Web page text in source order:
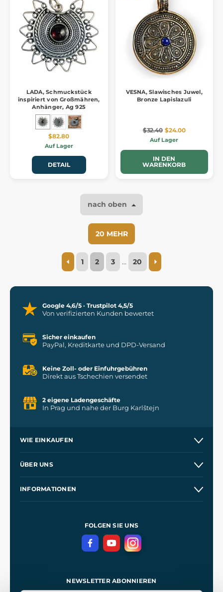
LADA, Schmuckstück
inspiriert von Großmähren,
Anhänger, Ag 925
$82.80
Auf Lager
DETAIL
VESNA, Slawisches Juwel,
Bronze Lapislazuli
$32.40 $24.00
Auf Lager
IN DEN
WARENKORB
nach oben
20 MEHR
1 2 3 … 20
Google 4,6/5 · Trustpilot 4,5/5
Von verifizierten Kunden bewertet
Sicher einkaufen
PayPal, Kreditkarte und DPD-Versand
Keine Zoll- oder Einfuhrgebühren
Direkt aus Tschechien versendet
2 eigene Ladengeschäfte
In Prag und nahe der Burg Karlštejn
WIE EINKAUFEN
Kontakt
ÜBER UNS
INFORMATIONEN
DatenschutzerklärungFOLGEN SIE UNS
NEWSLETTER ABONNIEREN